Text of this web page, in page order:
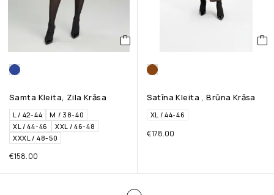
Samta Kleita, Zila Krāsa
L / 42-44
M / 38-40
XL / 44-46
XXL / 46-48
XXXL / 48-50
€158.00
Satīna Kleita , Brūna Krāsa
XL / 44-46
€178.00